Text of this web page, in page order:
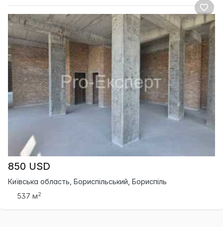
850 USD
Київська область, Бориспільський, Бориспіль
537 м2